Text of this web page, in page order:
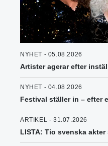
NYHET - 05.08.2026
Artister agerar efter
NYHET - 04.08.2026
Festival ställer in – efter
ARTIKEL - 31.07.2026
LISTA: Tio svenska